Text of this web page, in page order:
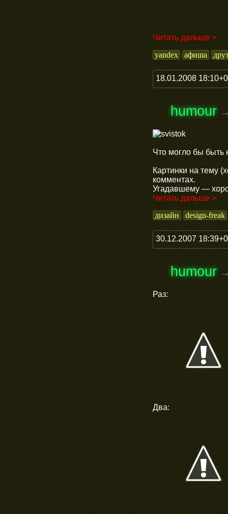
Читать дальше >
yandex
афиша
18.01.2008
humour
Что могло бы быть
Картинки на тему
комментах.
Угадавшему —
Читать дальше >
дизайн
design-freak
30.12.2007
humour
Раз:
Два: